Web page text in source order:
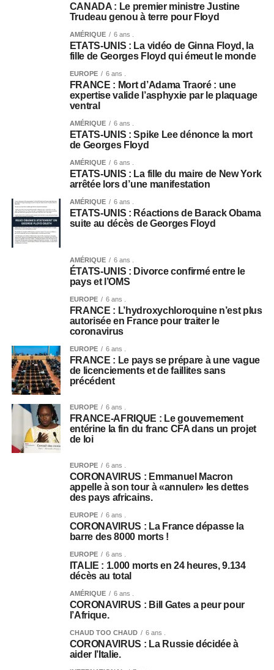
CANADA : Le premier ministre Justine
Trudeau genou à terre pour Floyd
AMÉRIQUE 6 ans .
ETATS-UNIS : La vidéo de Ginna Floyd, la
fille de Georges Floyd qui émeut le monde
EUROPE 6 ans .
FRANCE : Mort d’Adama Traoré : une
expertise valide l’asphyxie par le plaquage
ventral
AMÉRIQUE 6 ans .
ETATS-UNIS : Spike Lee dénonce la mort
de Georges Floyd
AMÉRIQUE 6 ans .
ETATS-UNIS : La fille du maire de New York
arrêtée lors d’une manifestation
AMÉRIQUE 6 ans .
ETATS-UNIS : Réactions de Barack Obama
suite au décès de Georges Floyd
AMÉRIQUE 6 ans .
ÉTATS-UNIS : Divorce confirmé entre le
pays et l’OMS
EUROPE 6 ans .
FRANCE : L’hydroxychloroquine n’est plus
autorisée en France pour traiter le
coronavirus
EUROPE 6 ans .
FRANCE : Le pays se prépare à une vague
de licenciements et de faillites sans
précédent
EUROPE 6 ans .
FRANCE-AFRIQUE : Le gouvernement
entérine la fin du franc CFA dans un projet
de loi
EUROPE 6 ans .
CORONAVIRUS : Emmanuel Macron
appelle à son tour à «annuler» les dettes
des pays africains.
EUROPE 6 ans .
CORONAVIRUS : La France dépasse la
barre des 8000 morts !
EUROPE 6 ans .
ITALIE : 1.000 morts en 24 heures, 9.134
décès au total
AMÉRIQUE 6 ans .
CORONAVIRUS : Bill Gates a peur pour
l’Afrique.
CHAUD TOO CHAUD 6 ans .
CORONAVIRUS : La Russie décidée à
aider l’Italie.